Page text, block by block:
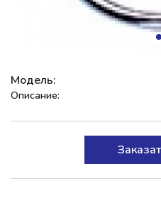
Модель:
Описание: